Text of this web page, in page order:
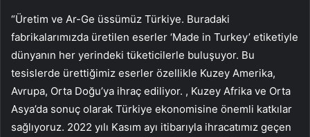
“Üretim ve Ar-Ge üssümüz Türkiye. Buradaki
fabrikalarımızda üretilen eserler ‘Made in Turkey’ etiketiyle
dünyanın her yerindeki tüketicilerle buluşuyor. Bu
tesislerde ürettiğimiz eserler özellikle Kuzey Amerika,
Avrupa, Orta Doğu’ya ihraç ediliyor. , Kuzey Afrika ve Orta
Asya’da sonuç olarak Türkiye ekonomisine önemli katkılar
sağlıyoruz. 2022 yılı Kasım ayı itibarıyla ihracatımız geçen